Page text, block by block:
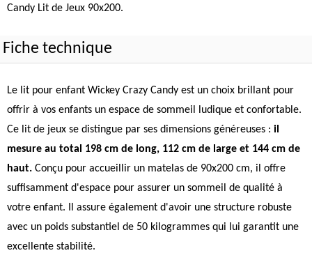
Candy Lit de Jeux 90x200.
Fiche technique
Le lit pour enfant Wickey Crazy Candy est un choix brillant pour
offrir à vos enfants un espace de sommeil ludique et confortable.
Ce lit de jeux se distingue par ses dimensions généreuses : il
mesure au total 198 cm de long, 112 cm de large et 144 cm de
haut. Conçu pour accueillir un matelas de 90x200 cm, il offre
suffisamment d'espace pour assurer un sommeil de qualité à
votre enfant. Il assure également d'avoir une structure robuste
avec un poids substantiel de 50 kilogrammes qui lui garantit une
excellente stabilité.